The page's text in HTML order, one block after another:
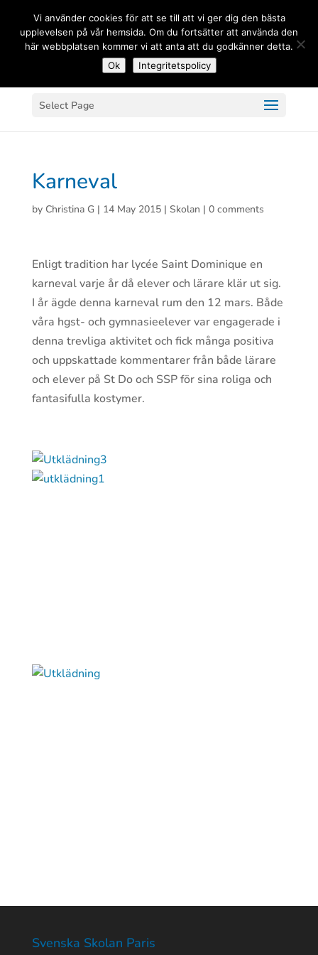
Select Page
Karneval
by Christina G | 14 May 2015| Skolan | 0 comments
Enligt tradition har lycée Saint Dominique en
karneval varje år då elever och lärare klär ut sig.
I år ägde denna karneval rum den 12 mars. Både
våra hgst- och gymnasieelever var engagerade i
denna trevliga aktivitet och fick många positiva
och uppskattade kommentarer från både lärare
och elever på St Do och SSP för sina roliga och
fantasifulla kostymer.
Svenska Skolan Paris
Vi använder cookies för att se till att vi ger dig den bästa
upplevelsen på vår hemsida. Om du fortsätter att använda den
här webbplatsen kommer vi att anta att du godkänner detta.
Ok
Integritetspolicy